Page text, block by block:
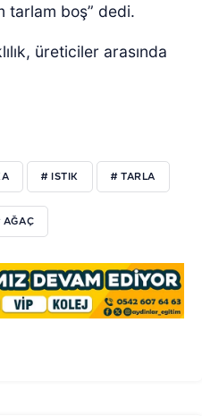
tarlam boş” dedi.
üreticiler arasında
# ISTIK # TARLA
AĞAÇ